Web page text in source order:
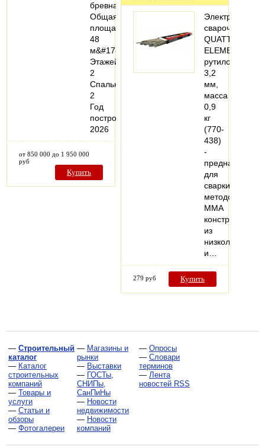
бревна
Общая
площадь:
48
м&#178;
Этажей:
2
Спальни:
2
Год
постройки:
2026
от 850 000 до 1 950 000
руб
Купить
Электроды
сварочные
QUATTRO
ELEMENTI
рутиловые,
3,2
мм,
масса
0,9
кг
(770-
438)
-
предназначен
для
сварки
методом
MMA
конструкций
из
и…
279 руб Купить
— Строительный
каталог
— Каталог
строительных
компаний
— Товары и
услуги
— Статьи и
обзоры
— Фотогалереи
— Магазины и
рынки
— Выставки
— ГОСТы,
СНИПы,
СанПиНы
— Новости
недвижимости
— Новости
компаний
— Опросы
— Словари
терминов
— Лента
новостей RSS